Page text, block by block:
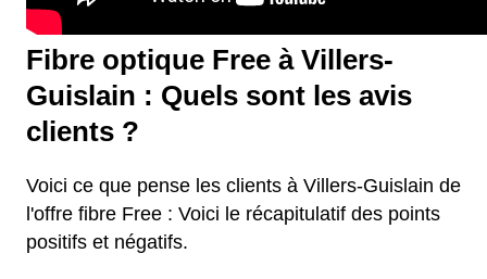
Fibre optique Free à Villers-
Guislain : Quels sont les avis
clients ?
Voici ce que pense les clients à Villers-Guislain de
l'offre fibre Free : Voici le récapitulatif des points
positifs et négatifs.